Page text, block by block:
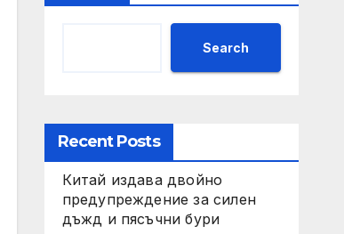
Search
Recent Posts
Китай издава двойно
предупреждение за силен
дъжд и пясъчни бури